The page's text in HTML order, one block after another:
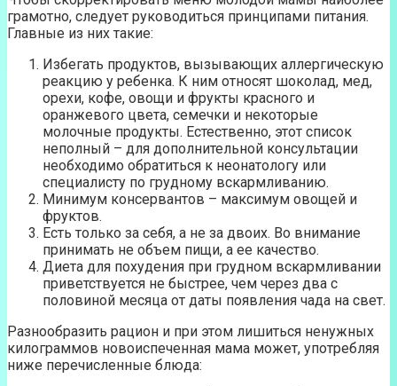
грамотно, следует руководиться принципами питания.
Главные из них такие:
Избегать продуктов, вызывающих аллергическую
реакцию у ребенка. К ним относят шоколад, мед,
орехи, кофе, овощи и фрукты красного и
оранжевого цвета, семечки и некоторые
молочные продукты. Естественно, этот список
неполный – для дополнительной консультации
необходимо обратиться к неонатологу или
специалисту по грудному вскармливанию.
Минимум консервантов – максимум овощей и
фруктов.
Есть только за себя, а не за двоих. Во внимание
принимать не объем пищи, а ее качество.
Диета для похудения при грудном вскармливании
приветствуется не быстрее, чем через два с
половиной месяца от даты появления чада на свет.
Разнообразить рацион и при этом лишиться ненужных
килограммов новоиспеченная мама может, употребляя
ниже перечисленные блюда: